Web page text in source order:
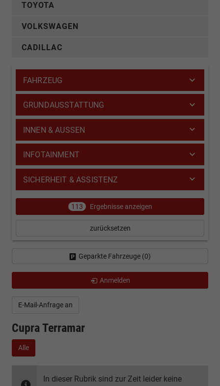
E-Mail-Anfrage an
Cupra Terramar
Alle
In dieser Rubrik sind zur Zeit leider keine
TOYOTA
VOLKSWAGEN
CADILLAC
FAHRZEUG
GRUNDAUSSTATTUNG
INNEN & AUSSEN
INFOTAINMENT
SICHERHEIT & ASSISTENZ
113 Ergebnisse anzeigen
zurücksetzen
Geparkte Fahrzeuge (0)
Anmelden